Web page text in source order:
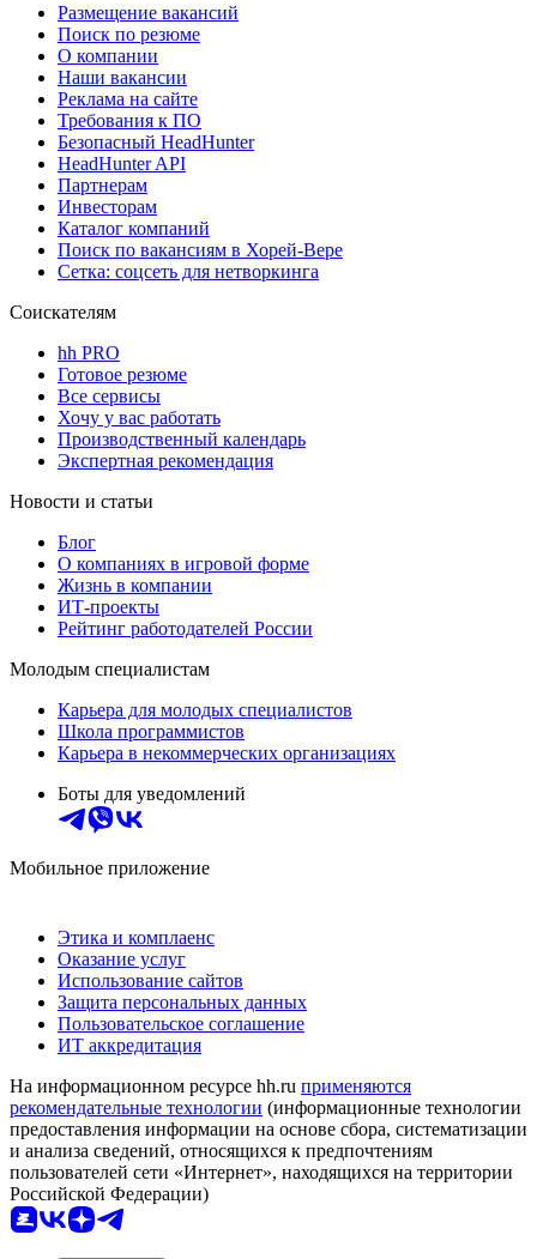
Размещение вакансий
Поиск по резюме
О компании
Наши вакансии
Реклама на сайте
Требования к ПО
Безопасный HeadHunter
HeadHunter API
Партнерам
Инвесторам
Каталог компаний
Поиск по вакансиям в Хорей-Вере
Сетка: соцсеть для нетворкинга
Соискателям
hh PRO
Готовое резюме
Все сервисы
Хочу у вас работать
Производственный календарь
Экспертная рекомендация
Новости и статьи
Блог
О компаниях в игровой форме
Жизнь в компании
ИТ-проекты
Рейтинг работодателей России
Молодым специалистам
Карьера для молодых специалистов
Школа программистов
Карьера в некоммерческих организациях
Боты для уведомлений
Мобильное приложение
Этика и комплаенс
Оказание услуг
Использование сайтов
Защита персональных данных
Пользовательское соглашение
ИТ аккредитация
На информационном ресурсе hh.ru применяются
рекомендательные технологии (информационные технологии
предоставления информации на основе сбора, систематизации
и анализа сведений, относящихся к предпочтениям
пользователей сети «Интернет», находящихся на территории
Российской Федерации)